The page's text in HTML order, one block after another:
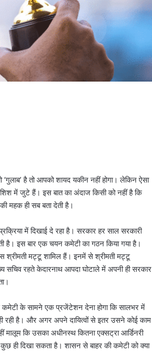
है तो आपको शायद यकीन नहीं होगा। लेकिन ऐसा
में जुटे हैं। इस बात का अंदाज किसी को नहीं है कि
महक ही सब बता देती है।
में दिखाई दे रहा है। सरकार हर साल सरकारी
है। इस बार एक चयन कमेटी का गठन किया गया है।
श्रीमती मट्टू शामिल हैं। इनमें से श्रीमती मट्टू
सचिव रहते केदारनाथ आपदा घोटाले में अपनी ही सरकार
कमेटी के सामने एक प्रजेंटेशन देना होगा कि सालभर में
रही है। और अगर अपने दायित्वों से इतर उसने कोई काम
कि उसका अधीनस्थ कितना एक्सट्रा आर्डिनरी
ही दिखा सकता है। शासन से बाहर की कमेटी को क्या